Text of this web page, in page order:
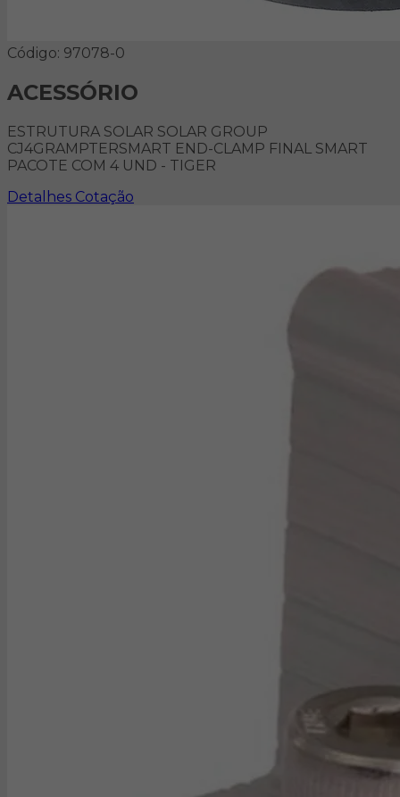
Código: 97078-0
ACESSÓRIO
ESTRUTURA SOLAR SOLAR GROUP
CJ4GRAMPTERSMART END-CLAMP FINAL SMART
PACOTE COM 4 UND - TIGER
Detalhes Cotação